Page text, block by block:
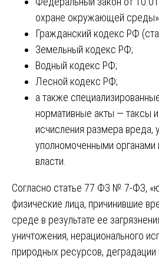
охране окружающей среды»
Гражданский кодекс РФ
Земельный кодекс РФ;
Водный кодекс РФ;
Лесной кодекс РФ;
а также
нормативные акты — таксы
исчисления размера вреда,
уполномоченными органами
власти.
Согласно статье 77 ФЗ № 7-ФЗ,
физические лица, причинившие
среде в результате ее
уничтожения, нерационального
природных ресурсов, деградации